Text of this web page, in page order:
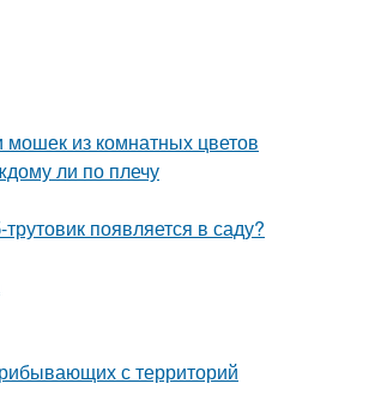
мошек из комнатных цветов
ли по плечу
появляется в саду?
с территорий